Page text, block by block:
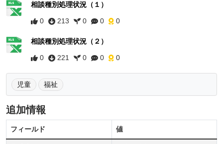
相談種別処理状況（１）
0 213 0 0 0
相談種別処理状況（２）
0 221 0 0 0
児童 福祉
追加情報
フィールド 値